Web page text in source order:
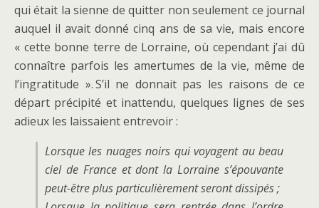
qui était la sienne de quitter non seulement ce journal
auquel il avait donné cinq ans de sa vie, mais encore
« cette bonne terre de Lorraine, où cependant j’ai dû
connaître parfois les amertumes de la vie, même de
l’ingratitude ». S’il ne donnait pas les raisons de ce
départ précipité et inattendu, quelques lignes de ses
adieux les laissaient entrevoir :
Lorsque les nuages noirs qui voyagent au beau
ciel de France et dont la Lorraine s’épouvante
peut-être plus particulièrement seront dissipés ;